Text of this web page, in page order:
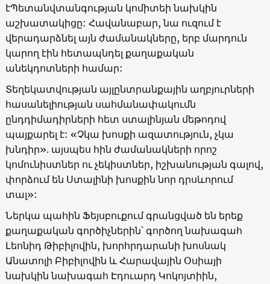
էՊետանվտանգության կոմիտեի նախկին
աշխատակիցը: Հավանաբար, նա ուզում է
վերադարձնել այն ժամանակները, երբ մարդուն
կարող էին հետապնդել քաղաքական
անեկդոտների համար:
Տեղեկատվության այլընտրանքային աղբյուրների
հասանելիության սահմանափակումն
ընդդիմադիրների հետ ստալինյան մեթոդով
պայքարել է: «Չկա խոսքի ազատություն, չկա
խնդիր». այսպես հին ժամանակների որոշ
կոմունիստներ ու չեկիստներ, իշխանության գալով,
փորձում են Ստալինի խոսքին նոր դրսևորում
տալ»:
Ներկա պահին Ֆեյսբուքում գրանցված են երեք
քաղաքական գործիչներին՝ գործող նախագահ
Լեոնիդ Թիբիլովին, խորհրդարանի խոսնակ
Անատոլի Բիբիլովին և Հարավային Օսիայի
նախկին նախագահ Էդուարդ Կոկոյտիին,